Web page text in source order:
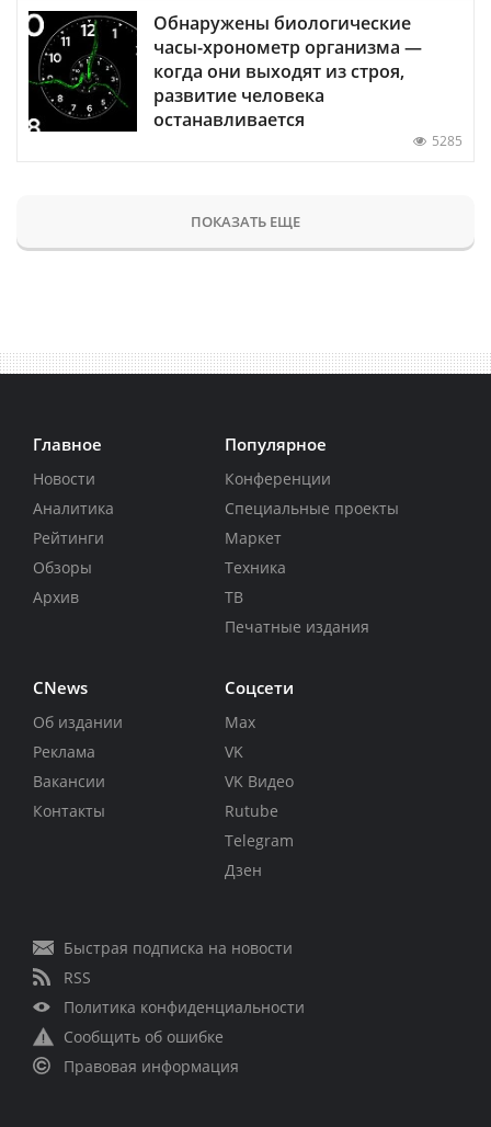
Обнаружены биологические
часы-хронометр организма —
когда они выходят из строя,
развитие человека
останавливается
5285
ПОКАЗАТЬ ЕЩЕ
Главное
Новости
Аналитика
Рейтинги
Обзоры
Архив
Популярное
Конференции
Специальные проекты
Маркет
Техника
ТВ
Печатные издания
CNews
Об издании
Реклама
Вакансии
Контакты
Соцсети
Max
VK
VK Видео
Rutube
Telegram
Дзен
Быстрая подписка на новости
RSS
Политика конфиденциальности
Сообщить об ошибке
Правовая информация